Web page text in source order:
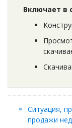
Включает в
Ситуация,
продажи